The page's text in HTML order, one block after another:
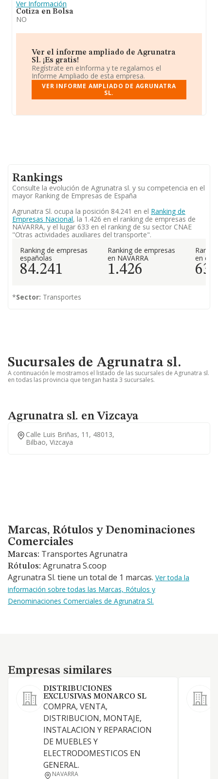
Ver Información
Cotiza en Bolsa
NO
Ver el informe ampliado de Agrunatra
Sl. ¡Es gratis!
Regístrate en eInforma y te regalamos el
Informe Ampliado de esta empresa.
VER INFORME AMPLIADO DE AGRUNATRA
SL.
Rankings
Consulte la evolución de Agrunatra sl. y su competencia en el
mayor Ranking de Empresas de España
Agrunatra Sl. ocupa la posición 84.241 en el Ranking de
Empresas Nacional, la 1.426 en el ranking de empresas de
NAVARRA, y el lugar 633 en el ranking de su sector CNAE
"Otras actividades auxiliares del transporte".
Ranking de empresas
españolas
84.241
Ranking de empresas
en NAVARRA
1.426
en el
633
*Sector: Transportes
Sucursales de Agrunatra sl.
A continuación le mostramos el listado de las sucursales de Agrunatra sl.
en todas las provincia que tengan hasta 3 sucursales.
Agrunatra sl. en Vizcaya
Calle Luis Briñas, 11, 48013,
Bilbao, Vizcaya
Marcas, Rótulos y Denominaciones Comerciales
Marcas, Rótulos y Denominaciones
Comerciales
Marcas: Transportes Agrunatra
Rótulos: Agrunatra S.coop
Agrunatra Sl. tiene un total de 1 marcas. Ver toda la
información sobre todas las Marcas, Rótulos y
Denominaciones Comerciales de Agrunatra Sl.
Empresas similares
Empresas similares
DISTRIBUCIONES
EXCLUSIVAS MONARCO SL
COMPRA, VENTA,
DISTRIBUCION, MONTAJE,
INSTALACION Y REPARACION
DE MUEBLES Y
ELECTRODOMESTICOS EN
GENERAL.
NAVARRA